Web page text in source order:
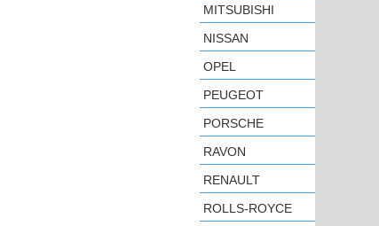
MITSUBISHI
NISSAN
OPEL
PEUGEOT
PORSCHE
RAVON
RENAULT
ROLLS-ROYCE